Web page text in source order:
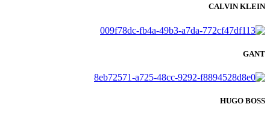
CALVIN KLEIN
GANT
HUGO BOSS